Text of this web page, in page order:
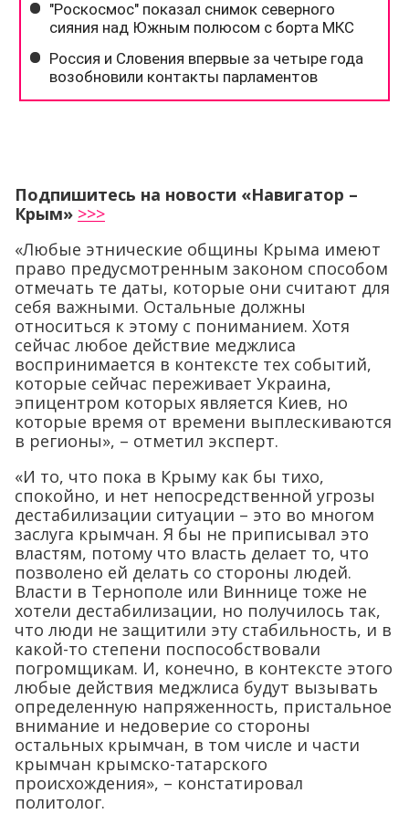
Подпишитесь на новости «Навигатор –
Крым» >>>
«Любые этнические общины Крыма имеют
право предусмотренным законом способом
отмечать те даты, которые они считают для
себя важными. Остальные должны
относиться к этому с пониманием. Хотя
сейчас любое действие меджлиса
воспринимается в контексте тех событий,
которые сейчас переживает Украина,
эпицентром которых является Киев, но
которые время от времени выплескиваются
в регионы», – отметил эксперт.
«И то, что пока в Крыму как бы тихо,
спокойно, и нет непосредственной угрозы
дестабилизации ситуации – это во многом
заслуга крымчан. Я бы не приписывал это
властям, потому что власть делает то, что
позволено ей делать со стороны людей.
Власти в Тернополе или Виннице тоже не
хотели дестабилизации, но получилось так,
что люди не защитили эту стабильность, и в
какой-то степени поспособствовали
погромщикам. И, конечно, в контексте этого
любые действия меджлиса будут вызывать
определенную напряженность, пристальное
внимание и недоверие со стороны
остальных крымчан, в том числе и части
крымчан крымско-татарского
происхождения», – констатировал
политолог.